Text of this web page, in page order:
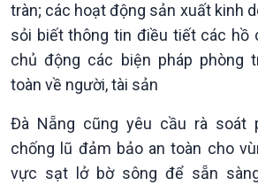
Văn hoá & Du lịch
Tin Văn hoá & Du lịch
Chát với người nổi tiếng
Câu chuyện Thể thao
Ảnh
Video
tràn; các hoạt động sản xuất kinh
sỏi biết thông tin điều tiết các hồ
chủ động các biện pháp phòng
toàn về người, tài sản
Đà Nẵng cũng yêu cầu rà soát
chống lũ đảm bảo an toàn cho
vực sạt lở bờ sông để sẵn